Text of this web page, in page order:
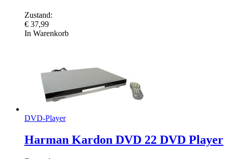
Zustand:
€ 37,99
In Warenkorb
DVD-Player
Harman Kardon DVD 22 DVD Player